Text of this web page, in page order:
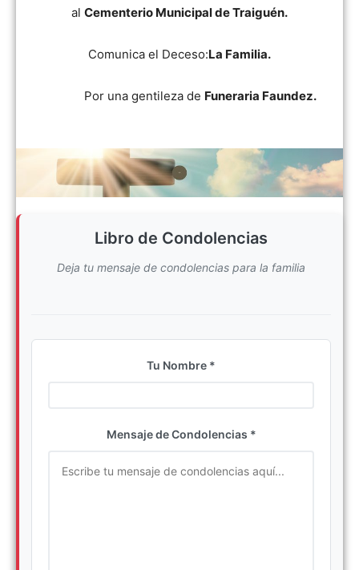
al Cementerio Municipal de Traiguén.
Comunica el Deceso:La Familia.
Por una gentileza de Funeraria Faundez.
Libro de Condolencias
Deja tu mensaje de condolencias para la familia
Tu Nombre *
Mensaje de Condolencias *